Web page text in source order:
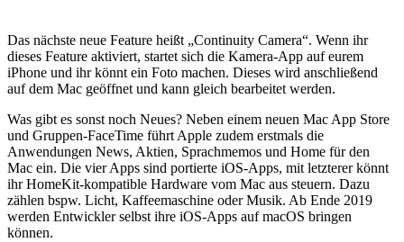
Das nächste neue Feature heißt „Continuity Camera“. Wenn ihr
dieses Feature aktiviert, startet sich die Kamera-App auf eurem
iPhone und ihr könnt ein Foto machen. Dieses wird anschließend
auf dem Mac geöffnet und kann gleich bearbeitet werden.
Was gibt es sonst noch Neues? Neben einem neuen Mac App Store
und Gruppen-FaceTime führt Apple zudem erstmals die
Anwendungen News, Aktien, Sprachmemos und Home für den
Mac ein. Die vier Apps sind portierte iOS-Apps, mit letzterer könnt
ihr HomeKit-kompatible Hardware vom Mac aus steuern. Dazu
zählen bspw. Licht, Kaffeemaschine oder Musik. Ab Ende 2019
werden Entwickler selbst ihre iOS-Apps auf macOS bringen
können.